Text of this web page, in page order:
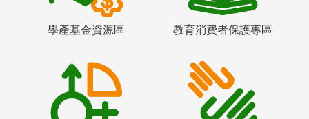
學產基金資源區 教育消費者保護專區